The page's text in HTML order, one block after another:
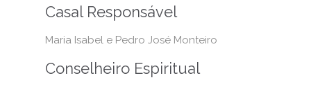
Casal Responsável
Maria Isabel e Pedro José Monteiro
Conselheiro Espiritual